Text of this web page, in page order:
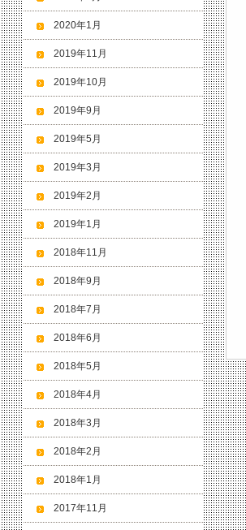
2020年1月
2019年11月
2019年10月
2019年9月
2019年5月
2019年3月
2019年2月
2019年1月
2018年11月
2018年9月
2018年7月
2018年6月
2018年5月
2018年4月
2018年3月
2018年2月
2018年1月
2017年11月